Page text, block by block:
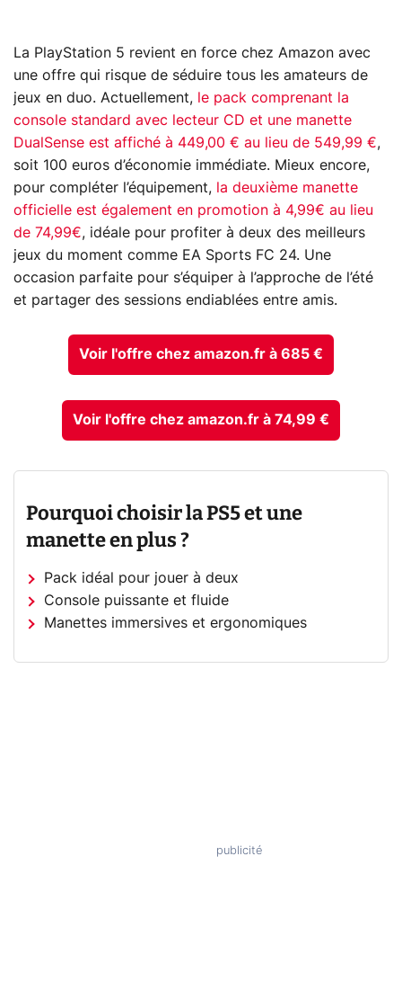
La PlayStation 5 revient en force chez Amazon avec
une offre qui risque de séduire tous les amateurs de
jeux en duo. Actuellement, le pack comprenant la
console standard avec lecteur CD et une manette
DualSense est affiché à 449,00 € au lieu de 549,99 €,
soit 100 euros d’économie immédiate. Mieux encore,
pour compléter l’équipement, la deuxième manette
officielle est également en promotion à 4,99€ au lieu
de 74,99€, idéale pour profiter à deux des meilleurs
jeux du moment comme EA Sports FC 24. Une
occasion parfaite pour s’équiper à l’approche de l’été
et partager des sessions endiablées entre amis.
Voir l'offre chez amazon.fr à 685 €
Voir l'offre chez amazon.fr à 74,99 €
Pourquoi choisir la PS5 et une
manette en plus ?
Pack idéal pour jouer à deux
Console puissante et fluide
Manettes immersives et ergonomiques